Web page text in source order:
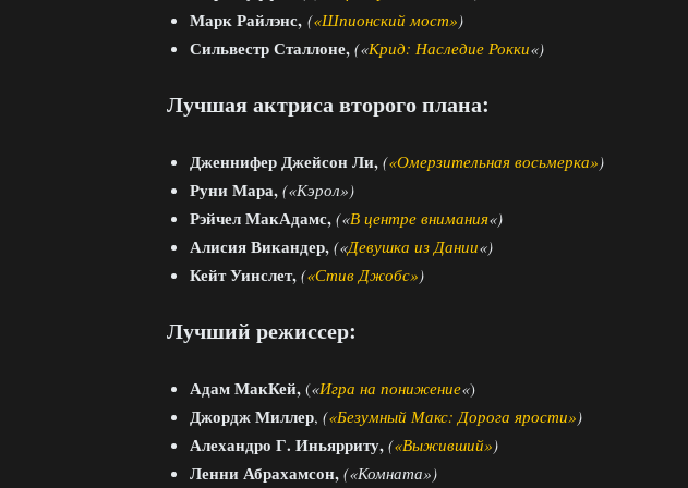
Марк Райлэнс, («Шпионский мост»)
Сильвестр Сталлоне, («Крид: Наследие Рокки«)
Лучшая актриса второго плана:
Дженнифер Джейсон Ли, («Омерзительная восьмерка»)
Руни Мара, («Кэрол»)
Рэйчел МакАдамс, («В центре внимания«)
Алисия Викандер, («Девушка из Дании«)
Кейт Уинслет, («Стив Джобс»)
Лучший режиссер:
Адам МакКей, («Игра на понижение«)
Джордж Миллер, («Безумный Макс: Дорога ярости»)
Алехандро Г. Иньярриту, («Выживший»)
Ленни Абрахамсон, («Комната»)